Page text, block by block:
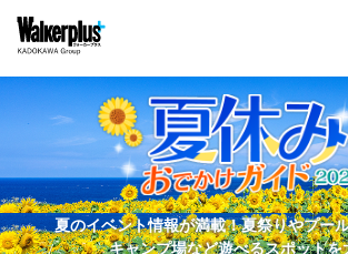
夏のイベント情報が満載！夏祭りやプー
キャンプ場など遊べるスポットを